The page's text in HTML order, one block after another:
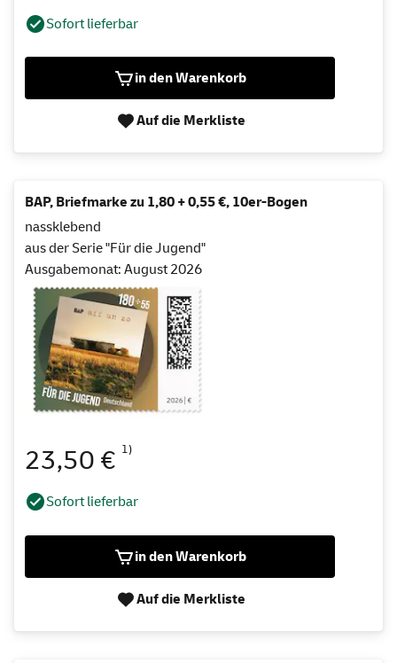
Sofort lieferbar
in den Warenkorb
Auf die Merkliste
BAP, Briefmarke zu 1,80 + 0,55 €, 10er-Bogen
nassklebend
aus der Serie "Für die Jugend"
Ausgabemonat: August 2026
23,50 € 1)
Sofort lieferbar
in den Warenkorb
Auf die Merkliste